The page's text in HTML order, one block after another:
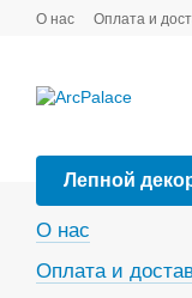
Перейти к основному
О нас Оплата и
Лепной
О нас
Оплата и